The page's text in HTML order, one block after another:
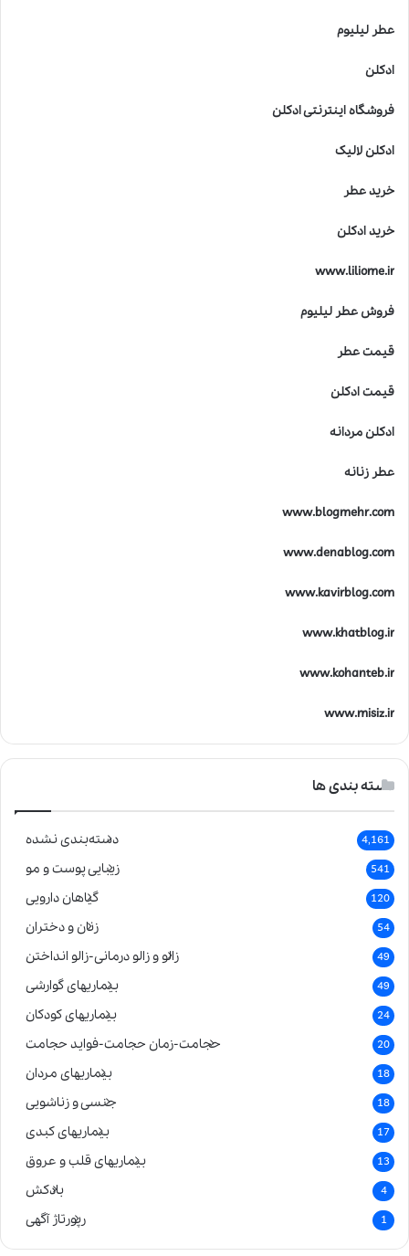
عطر لیلیوم
ادکلن
فروشگاه اینترنتی ادکلن
ادکلن لالیک
خرید عطر
خرید ادکلن
www.liliome.ir
فروش عطر لیلیوم
قیمت عطر
قیمت ادکلن
ادکلن مردانه
عطر زنانه
www.blogmehr.com
www.denablog.com
www.kavirblog.com
www.khatblog.ir
www.kohanteb.ir
www.misiz.ir
دسته بندی ها
دسته‌بندی نشده 4,161
زیبایی پوست و مو 541
گیاهان دارویی 120
زنان و دختران 54
زالو و زالو درمانی-زالو انداختن 49
بیماریهای گوارشی 49
بیماریهای کودکان 24
حجامت-زمان حجامت-فواید حجامت 20
بیماریهای مردان 18
جنسی و زناشویی 18
بیماریهای کبدی 17
بیماریهای قلب و عروق 13
بادکش 4
رپورتاژ آگهی 1